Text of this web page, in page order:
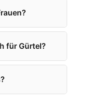
für Gürtel?